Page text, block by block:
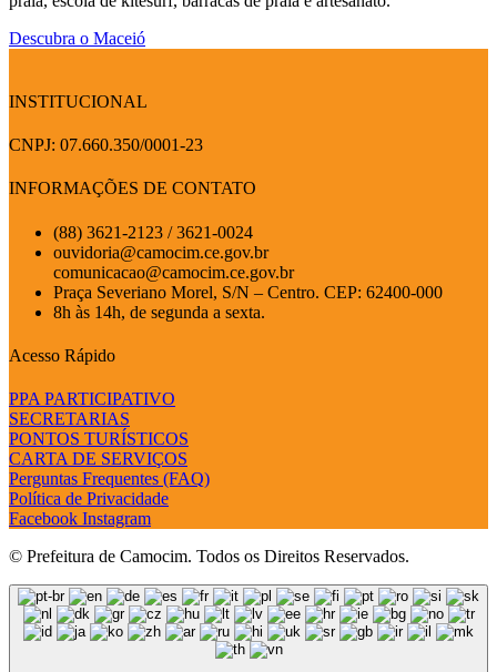
Descubra o Maceió
INSTITUCIONAL
CNPJ: 07.660.350/0001-23
INFORMAÇÕES DE CONTATO
(88) 3621-2123 / 3621-0024
ouvidoria@camocim.ce.gov.br
comunicacao@camocim.ce.gov.br
Praça Severiano Morel, S/N – Centro. CEP: 62400-000
8h às 14h, de segunda a sexta.
Acesso Rápido
PPA PARTICIPATIVO
SECRETARIAS
PONTOS TURÍSTICOS
CARTA DE SERVIÇOS
Perguntas Frequentes (FAQ)
Política de Privacidade
Facebook Instagram
© Prefeitura de Camocim. Todos os Direitos Reservados.